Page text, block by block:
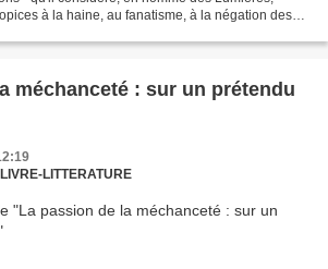
à la haine, au fanatisme, à la négation des
méchanceté : sur un prétendu
LITTERATURE